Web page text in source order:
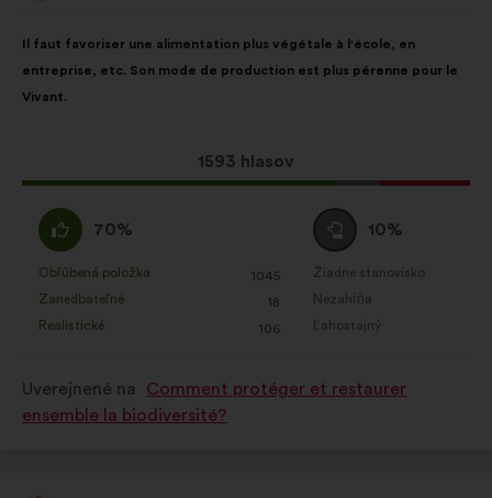
návrhu:
Il faut favoriser une alimentation plus végétale à l'école, en
entreprise, etc. Son mode de production est plus pérenne pour le
Vivant.
Tento
návrh
1593 hlasov
rozdelením:
Súhlasím
:
70%
Obľúbená položka
: 1045
krát
Zanedbateľné
: 18
krát
Realistické
: 106
krát
Neutrálny
hlas
:
10%
Žiadne stanovisko
:krát
Nezahŕňa
:krát
Ľahostajný
:krát
Uverejnené na
Comment protéger et restaurer
ensemble la biodiversité?